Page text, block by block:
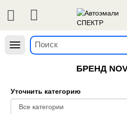
Навигация
БРЕНД
Уточнить категорию